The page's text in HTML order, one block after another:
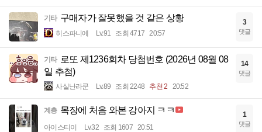
기타 구매자가 잘못했을 것 같은 상황
히스파니에 Lv.91 조회 4717 20:57
3
댓글
기타 로또 제1236회차 당첨번호 (2026년 08월 08
일 추첨)
사실난라쿤 Lv.89 조회 2248 추천 2 20:52
14
댓글
계층 목장에 처음 와본 강아지 ㅋㅋ
아이스티이 Lv.32 조회 1607 20:51
1
댓글